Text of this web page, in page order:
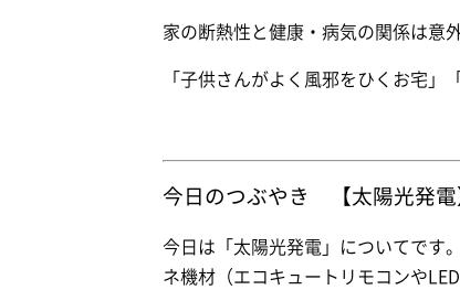
家の断熱性と健康・病気の関係は意
「子供さんがよく風邪をひくお宅」
今日のつぶやき 【太陽光発電
今日は「太陽光発電」についてです
ネ機材（エコキュートリモコンや